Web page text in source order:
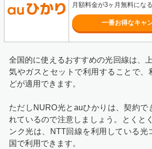
月額料金が3ヶ月無料になる
一番お得なキャ
全国的に使えるおすすめの光回線は、
気やガスとセットで利用することで、
どが適用できます。
ただしNURO光とauひかりは、契約で
れているので注意しましょう。とくと
ンク光は、NTT回線を利用している光
国で利用できます。